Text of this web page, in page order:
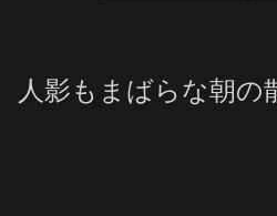
人影もまばらな朝の